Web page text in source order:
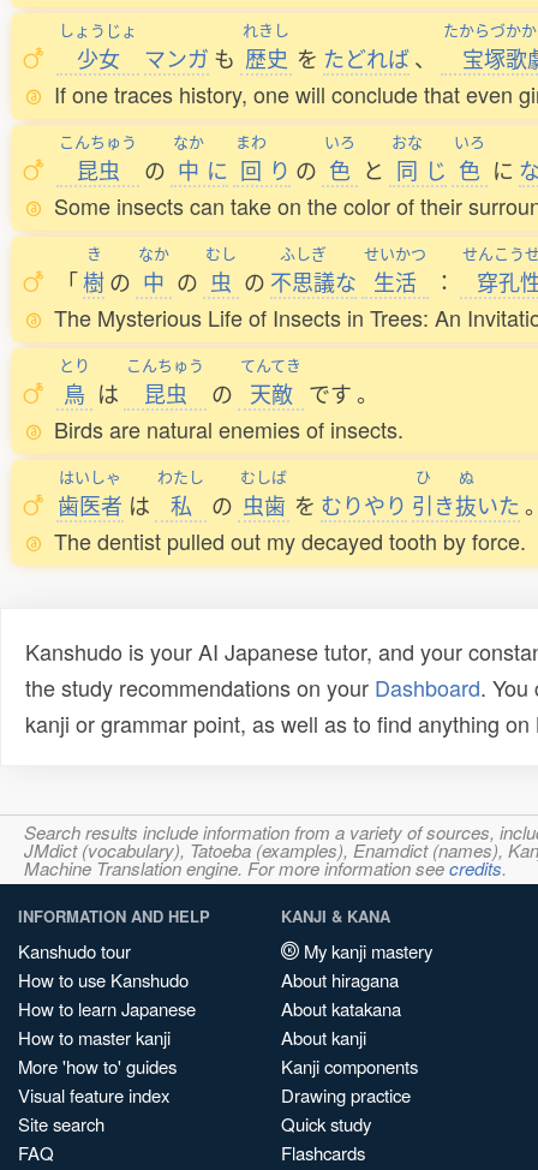
しょうじょ
少女 マンガ も
れきし
歴史 を たどれば、
たからづか
宝塚歌
If one traces history, one will conclude that even
こんちゅう
昆虫 の
なか
中 に
まわ
回 り の
いろ
色 と
おな
同 じ
いろ
色 に
Some insects can take on the color of their
「
き
樹の
なか
中 の
むし
虫 の
ふしぎ
不思議な
せいかつ
生活 ：
せんこう
穿孔
The Mysterious Life of Insects in Trees: An
とり
鳥 は
こんちゅう
昆虫 の
てんてき
天敵 です。
Birds are natural enemies of insects.
はいしゃ
歯医者 は
わたし
私 の
むしば
虫歯 を むりやり
ひ
引き
ぬ
抜いた
The dentist pulled out my decayed tooth by force.
Kanshudo is your AI Japanese tutor, and your
the study recommendations on your Dashboard.
kanji or grammar point, as well as to find anything
Search results include information from a variety of sources,
JMdict (vocabulary), Tatoeba (examples), Enamdict (names),
Machine Translation engine. For more information seecredits.
INFORMATION AND HELP
Kanshudo tour
How to use Kanshudo
How to learn Japanese
How to master kanji
More 'how to' guides
Visual feature index
Site search
FAQ
KANJI & KANA
My kanji mastery
About hiragana
About katakana
About kanji
Kanji components
Drawing practice
Quick study
Flashcards